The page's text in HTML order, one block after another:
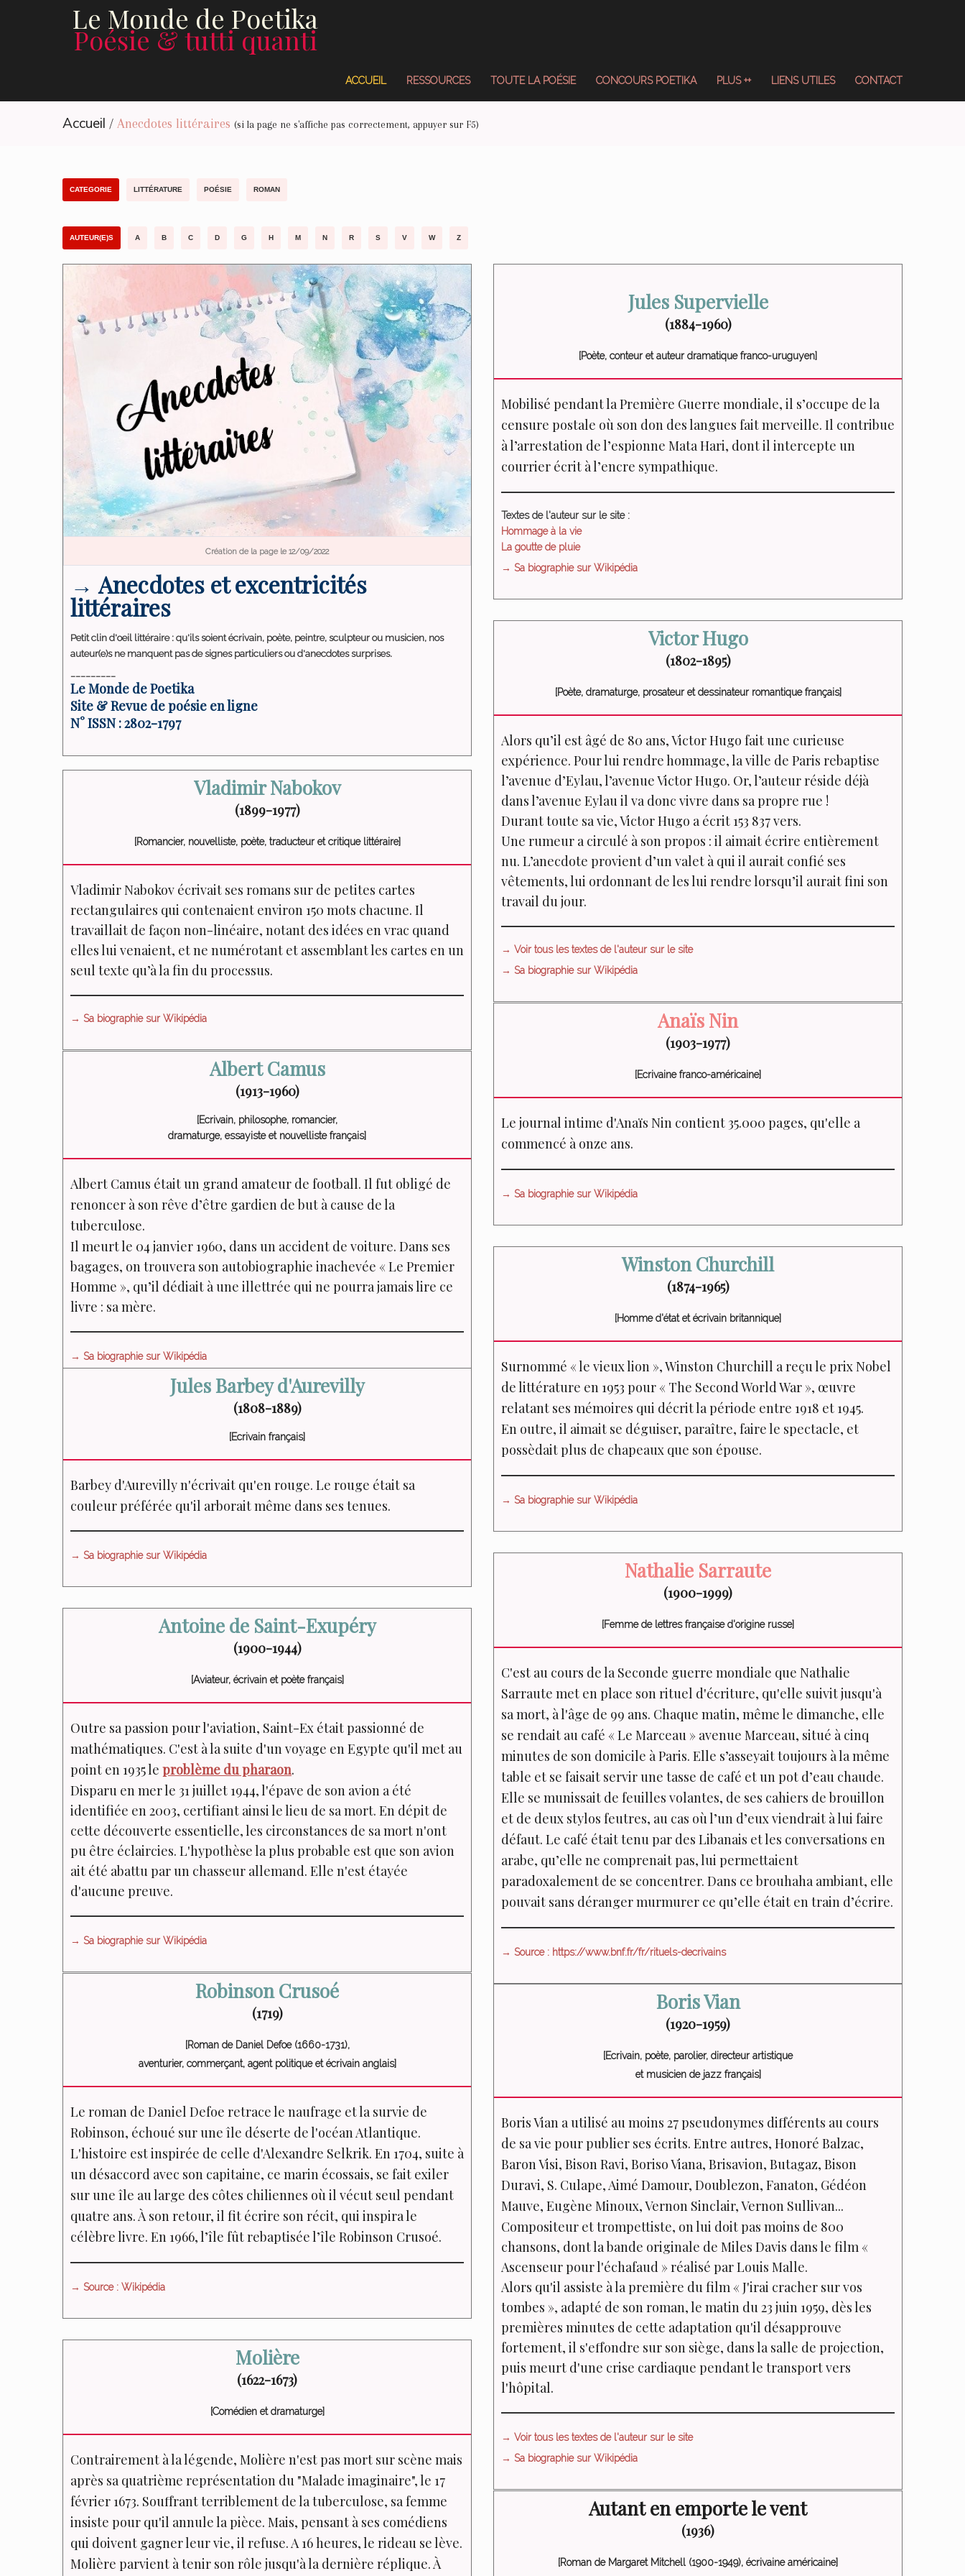
Le Monde de Poetika
Poésie & tutti quanti
ACCUEIL RESSOURCES TOUTE LA POÉSIE CONCOURS POETIKA PLUS ++ LIENS UTILES CONTACT
Accueil / Anecdotes littéraires (si la page ne s'affiche pas correctement, appuyer sur F5)
CATEGORIE LITTÉRATURE POÉSIE ROMAN
AUTEUR(E)S A B C D G H M N R S V W Z
Création de la page le 12/09/2022
→ Anecdotes et excentricités
littéraires
Petit clin d'oeil littéraire : qu'ils soient écrivain, poète, peintre, sculpteur ou musicien, nos
auteur(e)s ne manquent pas de signes particuliers ou d'anecdotes surprises.
Le Monde de Poetika
Site & Revue de poésie en ligne
N° ISSN : 2802-1797
Jules Supervielle
(1884-1960)
[Poète, conteur et auteur dramatique franco-uruguyen]
Mobilisé pendant la Première Guerre mondiale, il s’occupe de la
censure postale où son don des langues fait merveille. Il contribue
à l’arrestation de l’espionne Mata Hari, dont il intercepte un
courrier écrit à l’encre sympathique.
Textes de l'auteur sur le site :
Hommage à la vie
La goutte de pluie
→ Sa biographie sur Wikipédia
Victor Hugo
(1802-1895)
[Poète, dramaturge, prosateur et dessinateur romantique français]
Alors qu’il est âgé de 80 ans, Victor Hugo fait une curieuse
expérience. Pour lui rendre hommage, la ville de Paris rebaptise
l’avenue d’Eylau, l’avenue Victor Hugo. Or, l’auteur réside déjà
dans l’avenue Eylau il va donc vivre dans sa propre rue !
Durant toute sa vie, Victor Hugo a écrit 153 837 vers.
Une rumeur a circulé à son propos : il aimait écrire entièrement
nu. L’anecdote provient d’un valet à qui il aurait confié ses
vêtements, lui ordonnant de les lui rendre lorsqu’il aurait fini son
travail du jour.
→ Voir tous les textes de l'auteur sur le site
→ Sa biographie sur Wikipédia
Vladimir Nabokov
(1899-1977)
[Romancier, nouvelliste, poète, traducteur et critique littéraire]
Vladimir Nabokov écrivait ses romans sur de petites cartes
rectangulaires qui contenaient environ 150 mots chacune. Il
travaillait de façon non-linéaire, notant des idées en vrac quand
elles lui venaient, et ne numérotant et assemblant les cartes en un
seul texte qu’à la fin du processus.
→ Sa biographie sur Wikipédia Anaïs Nin
(1903-1977)
[Ecrivaine franco-américaine]
Le journal intime d'Anaïs Nin contient 35.000 pages, qu'elle a
commencé à onze ans.
→ Sa biographie sur Wikipédia
Albert Camus
(1913-1960)
[Ecrivain, philosophe, romancier,
dramaturge, essayiste et nouvelliste français]
Albert Camus était un grand amateur de football. Il fut obligé de
renoncer à son rêve d’être gardien de but à cause de la
tuberculose.
Il meurt le 04 janvier 1960, dans un accident de voiture. Dans ses
bagages, on trouvera son autobiographie inachevée « Le Premier
Homme », qu’il dédiait à une illettrée qui ne pourra jamais lire ce
livre : sa mère.
→ Sa biographie sur Wikipédia
Winston Churchill
(1874-1965)
[Homme d'état et écrivain britannique]
Surnommé « le vieux lion », Winston Churchill a reçu le prix Nobel
de littérature en 1953 pour « The Second World War », œuvre
relatant ses mémoires qui décrit la période entre 1918 et 1945.
En outre, il aimait se déguiser, paraître, faire le spectacle, et
possèdait plus de chapeaux que son épouse.
→ Sa biographie sur Wikipédia
Jules Barbey d'Aurevilly
(1808-1889)
[Ecrivain français]
Barbey d'Aurevilly n'écrivait qu'en rouge. Le rouge était sa
couleur préférée qu'il arborait même dans ses tenues.
→ Sa biographie sur Wikipédia
Nathalie Sarraute
(1900-1999)
[Femme de lettres française d'origine russe]
C'est au cours de la Seconde guerre mondiale que Nathalie
Sarraute met en place son rituel d'écriture, qu'elle suivit jusqu'à
sa mort, à l'âge de 99 ans. Chaque matin, même le dimanche, elle
se rendait au café « Le Marceau » avenue Marceau, situé à cinq
minutes de son domicile à Paris. Elle s’asseyait toujours à la même
table et se faisait servir une tasse de café et un pot d’eau chaude.
Elle se munissait de feuilles volantes, de ses cahiers de brouillon
et de deux stylos feutres, au cas où l’un d’eux viendrait à lui faire
défaut. Le café était tenu par des Libanais et les conversations en
arabe, qu’elle ne comprenait pas, lui permettaient
paradoxalement de se concentrer. Dans ce brouhaha ambiant, elle
pouvait sans déranger murmurer ce qu’elle était en train d’écrire.
→ Source : https://www.bnf.fr/fr/rituels-decrivains
Antoine de Saint-Exupéry
(1900-1944)
[Aviateur, écrivain et poète français]
Outre sa passion pour l'aviation, Saint-Ex était passionné de
mathématiques. C'est à la suite d'un voyage en Egypte qu'il met au
point en 1935 le problème du pharaon.
Disparu en mer le 31 juillet 1944, l'épave de son avion a été
identifiée en 2003, certifiant ainsi le lieu de sa mort. En dépit de
cette découverte essentielle, les circonstances de sa mort n'ont
pu être éclaircies. L'hypothèse la plus probable est que son avion
ait été abattu par un chasseur allemand. Elle n'est étayée
d'aucune preuve.
→ Sa biographie sur Wikipédia
Robinson Crusoé
(1719)
[Roman de Daniel Defoe (1660-1731),
aventurier, commerçant, agent politique et écrivain anglais]
Le roman de Daniel Defoe retrace le naufrage et la survie de
Robinson, échoué sur une île déserte de l'océan Atlantique.
L'histoire est inspirée de celle d'Alexandre Selkrik. En 1704, suite à
un désaccord avec son capitaine, ce marin écossais, se fait exiler
sur une île au large des côtes chiliennes où il vécut seul pendant
quatre ans. À son retour, il fit écrire son récit, qui inspira le
célèbre livre. En 1966, l’île fût rebaptisée l’île Robinson Crusoé.
→ Source : Wikipédia
Boris Vian
(1920-1959)
[Ecrivain, poète, parolier, directeur artistique
et musicien de jazz français]
Boris Vian a utilisé au moins 27 pseudonymes différents au cours
de sa vie pour publier ses écrits. Entre autres, Honoré Balzac,
Baron Visi, Bison Ravi, Boriso Viana, Brisavion, Butagaz, Bison
Duravi, S. Culape, Aimé Damour, Doublezon, Fanaton, Gédéon
Mauve, Eugène Minoux, Vernon Sinclair, Vernon Sullivan...
Compositeur et trompettiste, on lui doit pas moins de 800
chansons, dont la bande originale de Miles Davis dans le film«
Ascenseur pour l'échafaud »réalisé par Louis Malle.
Alors qu'il assiste à la première du film« J'irai cracher sur vos
tombes », adapté de son roman, le matin du 23 juin 1959, dès les
premières minutes de cette adaptation qu'il désapprouve
fortement, il s'effondre sur son siège, dans la salle de projection,
puis meurt d'une crise cardiaque pendant le transport vers
l'hôpital.
→ Voir tous les textes de l'auteur sur le site
→ Sa biographie sur Wikipédia
Molière
(1622-1673)
[Comédien et dramaturge]
Contrairement à la légende, Molière n'est pas mort sur scène mais
après sa quatrième représentation du "Malade imaginaire", le 17
février 1673. Souffrant terriblement de la tuberculose, sa femme
insiste pour qu'il annule la pièce. Mais, pensant à ses comédiens
qui doivent gagner leur vie, il refuse. A 16 heures, le rideau se lève.
Molière parvient à tenir son rôle jusqu'à la dernière réplique. À
Autant en emporte le vent
(1936)
[Roman de Margaret Mitchell (1900-1949), écrivaine américaine]